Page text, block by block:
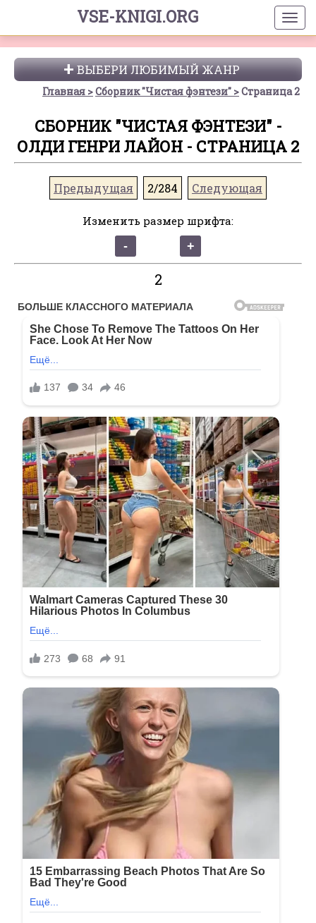
VSE-KNIGI.ORG
ВЫБЕРИ ЛЮБИМЫЙ ЖАНР
Главная Сборник "Чистая фэнтези" Страница 2
СБОРНИК "ЧИСТАЯ ФЭНТЕЗИ" -
ОЛДИ ГЕНРИ ЛАЙОН - СТРАНИЦА 2
Предыдущая 2/284 Следующая
Изменить размер шрифта:
2